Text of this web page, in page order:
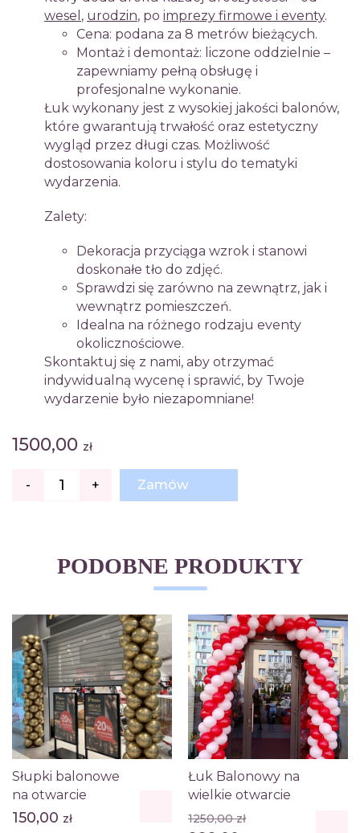
wesel , urodzin, po imprezy firmowe i eventy.
Cena: podana za 8 metrów bieżących.
Montaż i demontaż: liczone oddzielnie –
zapewniamy pełną obsługę i
profesjonalne wykonanie.
Łuk wykonany jest z wysokiej jakości balonów,
które gwarantują trwałość oraz estetyczny
wygląd przez długi czas. Możliwość
dostosowania koloru i stylu do tematyki
wydarzenia.
Zalety:
Dekoracja przyciąga wzrok i stanowi
doskonałe tło do zdjęć.
Sprawdzi się zarówno na zewnątrz, jak i
wewnątrz pomieszczeń.
Idealna na różnego rodzaju eventy
okolicznościowe.
Skontaktuj się z nami, aby otrzymać
indywidualną wycenę i sprawić, by Twoje
wydarzenie było niezapomniane!
1500,00 zł
-
Łuk
Każdą
Okazję
+ Zamów
PODOBNE PRODUKTY
Słupki balonowe
na otwarcie
150,00 zł
Łuk Balonowy na
wielkie otwarcie
1250,00złOriginal